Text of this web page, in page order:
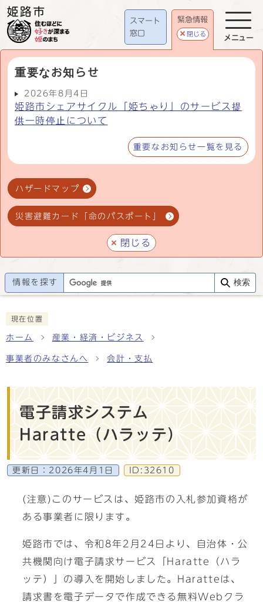
スマート
窓口
緊急情報
閉じる
重要なお知らせ
2026年8月4日
姫路市シェアサイクル「姫ちゃり」のサービス提
供一時停止について
重要なお知らせ一覧を見る
ハザードマップ
災害避難カード「命のパスポート」
閉じる
メニュー
情報を探す 検索
現在位置
ホーム 産業・経済・ビジネス
事業者のみなさんへ 会計・支払
電子請求システム
Haratte（ハラッテ）
更新日： 2026年4月1日 ID:32610
(注意)このサービスは、姫路市の入札参加資格が
ある事業者に限ります。
姫路市では、令和8年2月24日より、自治体・公
共機関向け電子請求サービス「Haratte（ハラ
ッテ）」の導入を開始しました。Haratteは、
請求書を電子データで作成できる無料Webクラ